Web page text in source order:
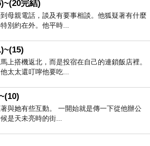
完結)
母親電話，談及有要事相談。他狐疑著有什麼
別約在外。他平時...
上搭機返北，而是投宿在自己的連鎖飯店裡。
太太還叮嚀他要吃...
與她有些互動。 一開始就是傳一下從他辦公
是天未亮時的街...